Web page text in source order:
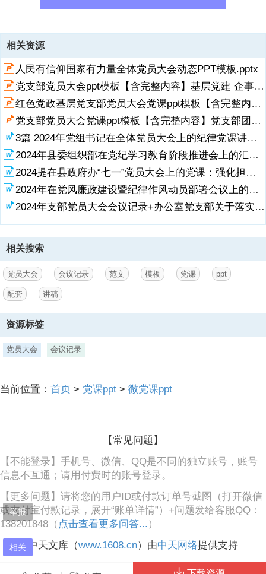
相关
举报
资源描述
1、授课人：XXX,时间：20XXXXXXXX,党员大会推优会议记录,（关于
配套讲稿的说明：本PPT模板包含讲稿，请移至最后1页查阅、复制）,
目录,会议开场与说明,一、会议开场与说明,组织学习中国共产党章程、
中国共产党发展党员工作细则等党内法规中关于党员推优的相关章节，
确保参会党员明确推优标准、程序和要求。,（尊敬的各位党员同志，大
家上午好！在这庄严而充满使命感的时刻，我们齐聚一堂，共同开启本
次党员推优工作会议。我谨代表组织部，宣布会议正式开始。本次会议
旨在深入贯彻党中央关于加强党的基层组织建设的重要指示，通过推优
工作，进一步激发党员队伍活力，确保党的先进性和纯洁性得以传承和
发扬。让我们携手并进，
2、以高度的政治责任感和使命感，为党的事业贡献力量。）,一、会议
开场与说明,主持人宣布会议开始，简要介绍会议背景、目的及重要性，
强调推优工作是加强党的基层组织建设、保持党员队伍先进性和纯洁性
的重要举措。,（接下来，我们将进行一项重要的学习环节。请全体党员
同志认真研读中国共产党章程中关于党员标准与义务的章节，以及中国
共产党发展党员工作细则中关于推优的具体规定。这些党内法规不仅是
我们行动的指南针，更是衡量我们是否合格党员的重要标尺。通过此次
学习，希望大家能够深刻理解推优工作的重要意义，准确把握推优标
准、程序和要求，确保推优工作公平、公正、公开，真正将优秀的同志
选拔到党组织中来。）,推优条件与标准宣读,
3、二、推优条件与标准宣读,（一）宣读推优条件：,根据上级党组织要
想政治表现、工作学习成绩、群众基础、模范作用发挥等方面。,（1.坚
定的共产主义信仰，忠诚于党的事业；2.在工作、学习和生活中表现突
读,（二）强调标准：,强调推优必须坚持标准、严格程序，确保被推优
公布与表彰：统计票数，公布推优结果，并对优秀党员进行表彰。）,候
选人提名与介绍,三、候选人提名与介绍,候选人提名：,采取支部委员提
逐一宣读候选人名单，并询问是否有异议。,（在本次党员推优工作中，
我们秉持民主集中制的原则，通过支部委员的深思熟虑提议，结合广大
党员的积极自荐以及群众的广泛推荐，精心筛选出了以下初步候选人名
单）。请各位党员同志仔细聆听，如对任何候选人资格有异议，请现在
提出，我们将根据规定进行审
展开阅读全文
相关资源
人民有信仰国家有力量全体党员大会动态PPT模板.pptx
党支部党员大会ppt模板【含完整内容】基层党建 企事业党建 工作计划 述职述廉ppt模板下载.pptx
红色党政基层党支部党员大会党课ppt模板【含完整内容】党支部团支部党员干部学习党课课件.pptx
党支部党员大会党课ppt模板【含完整内容】党支部团支部党员干部学习党课课件.pptx
3篇 2024年党组书记在全体党员大会上的纪律党课讲稿（附将铁的纪律内化为日常习惯和自觉遵、严守政治纪律）.doc
2024年县委组织部在党纪学习教育阶段推进会上的汇报发言+纪委书记在纪检监察机关党支部全体党员大会上的纪律党课讲稿.doc
2024提在县政府办“七一”党员大会上的党课：强化担当优服务 求真务实树形象.doc
2024年在党风廉政建设暨纪律作风动员部署会议上的讲话+在县委组织部机关第一支部党员大会上的讲话.doc
2024年支部党员大会会议记录+办公室党支部关于落实全面从严治党主体责任工作情况的报告.docx
相关搜索
党员大会 会议记录 范文 模板 党课 ppt
配套 讲稿
资源标签
党员大会 会议记录
当前位置： 首页 > 党课ppt > 微党课ppt
【常见问题】
【不能登录】手机号、微信、QQ是不同的独立账号，账号
信息不互通；请用付费时的账号登录。
【更多问题】请将您的用户ID或付款订单号截图（打开微信
或支付宝付款记录，展开“账单详情”）+问题发给客服QQ：
138201848（ 点击查看更多问答... ）
中天文库（www.1608.cn）由中天网络提供支持